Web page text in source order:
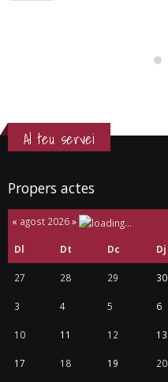
Al teu servei
Propers actes
« agost 2026»
Dl Dt Dc Dj
27 28 29 30
3 4 5 6
10 11 12 13
17 18 19 20